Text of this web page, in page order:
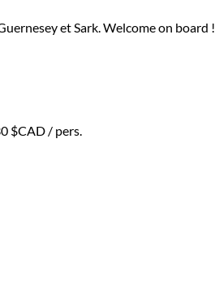
et Sark. Welcome on board !
$CAD / pers.